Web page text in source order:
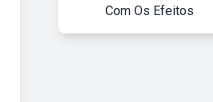
Com Os Efeitos